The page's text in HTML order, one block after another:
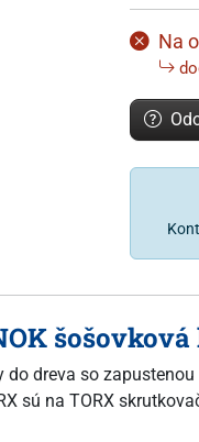
Na
dreva so
sú na TORX